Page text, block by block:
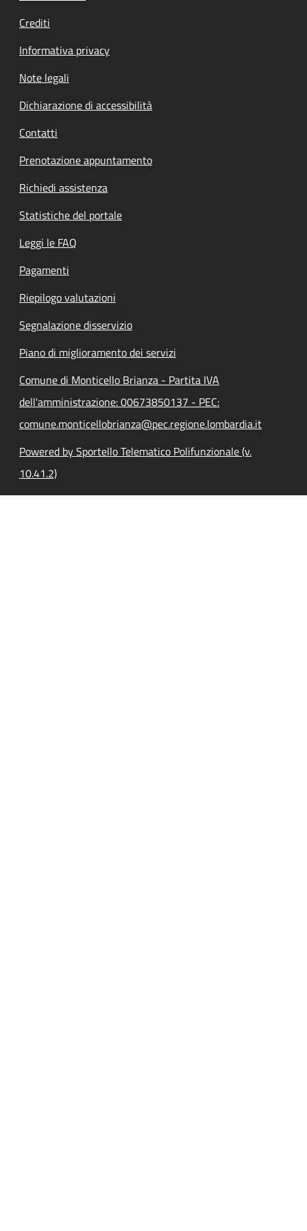
Crediti
Informativa privacy
Note legali
Dichiarazione di accessibilità
Contatti
Prenotazione appuntamento
Richiedi assistenza
Statistiche del portale
Leggi le FAQ
Pagamenti
Riepilogo valutazioni
Segnalazione disservizio
Piano di miglioramento dei servizi
Comune di Monticello Brianza - Partita IVA
dell'amministrazione: 00673850137 - PEC:
comune.monticellobrianza@pec.regione.lombardia.it
Powered by Sportello Telematico Polifunzionale (v.
10.41.2)